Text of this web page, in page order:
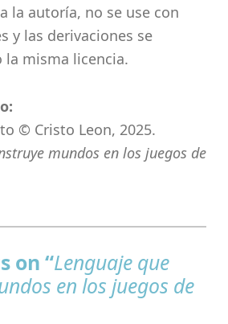
la autoría, no se use con
y las derivaciones se
misma licencia.
© Cristo Leon, 2025.
mundos en los juegos de
on “Lenguaje que
en los juegos de